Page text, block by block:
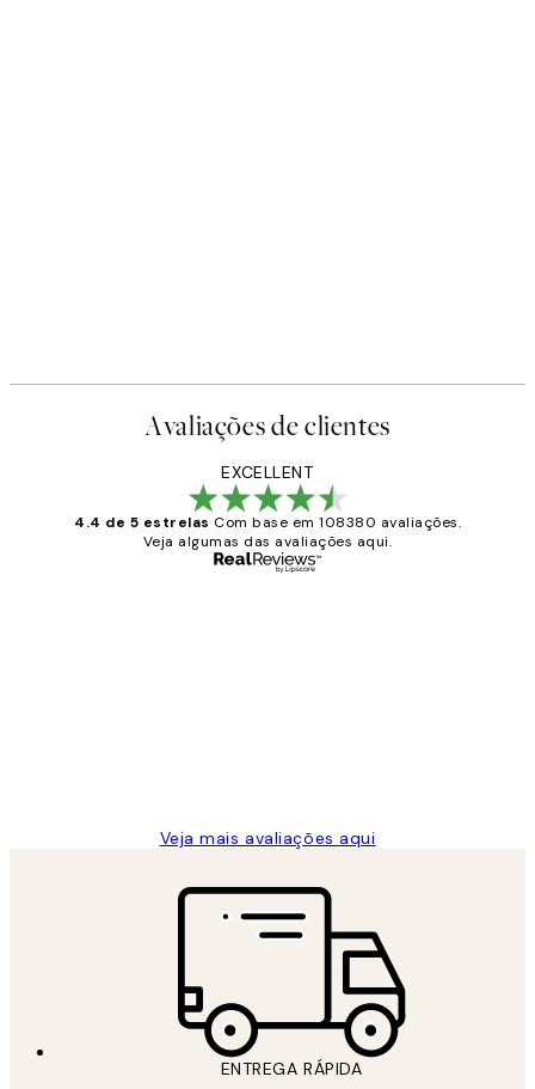
Avaliações de clientes
EXCELLENT
4.4 de 5 estrelas Com base em 108380 avaliações.
Veja algumas das avaliações aqui.
Veja mais avaliações aqui
ENTREGA RÁPIDA